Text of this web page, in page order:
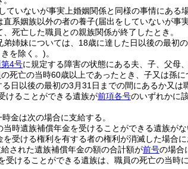
ていないが事実上婚姻関係と同様の事情にある
直系姻族以外の者の養子(届出をしていないが事
死亡した職員との親族関係が終了したとき。
弟姉妹については、18歳に達した日以後の最初
を除く。)。
4号に規定する障害の状態にある夫、子、父母
死亡の当時60歳以上であったとき、子又は孫
日以後の最初の3月31日までの間にあるか又
けることができる遺族が前項各号のいずれかに
金は次の場合に支給する。
当時遺族補償年金を受けることができる遺族がな
を受ける権利を有する者の権利が消滅した場合
された遺族補償年金の額の合計額が前号の場合
受けることができる遺族は、職員の死亡の当時